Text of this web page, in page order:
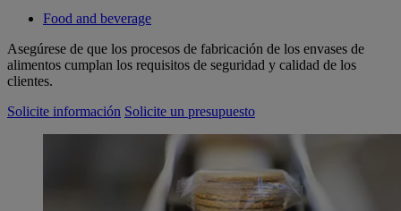
Food and beverage
Asegúrese de que los procesos de fabricación de los envases de
alimentos cumplan los requisitos de seguridad y calidad de los
clientes.
Solicite información Solicite un presupuesto